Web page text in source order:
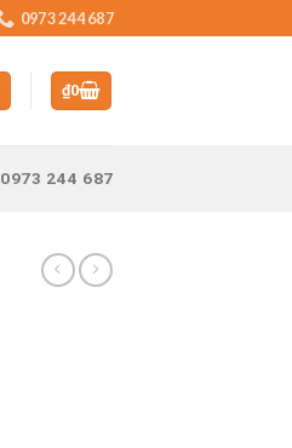
0973 244 687
₫0
0973 244 687